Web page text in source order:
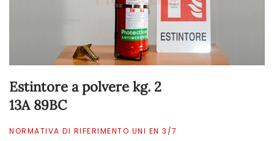
Estintore a polvere kg. 2
13A 89BC
NORMATIVA DI RIFERIMENTO UNI EN 3/7